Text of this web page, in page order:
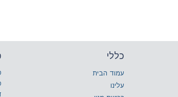
כללי
עמוד הבית
עלינו